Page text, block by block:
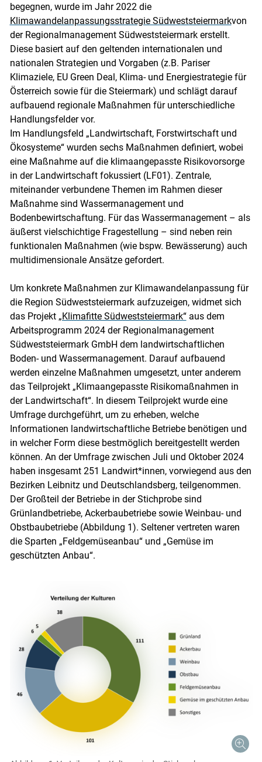
Skip to main content
begegnen, wurde im Jahr 2022 die
Klimawandelanpassungsstrategie Südweststeiermarkvon
der Regionalmanagement Südweststeiermark erstellt.
Diese basiert auf den geltenden internationalen und
nationalen Strategien und Vorgaben (z.B. Pariser
Klimaziele, EU Green Deal, Klima- und Energiestrategie für
Österreich sowie für die Steiermark) und schlägt darauf
aufbauend regionale Maßnahmen für unterschiedliche
Handlungsfelder vor.
Im Handlungsfeld „Landwirtschaft, Forstwirtschaft und
Ökosysteme“ wurden sechs Maßnahmen definiert, wobei
eine Maßnahme auf die klimaangepasste Risikovorsorge
in der Landwirtschaft fokussiert (LF01). Zentrale,
miteinander verbundene Themen im Rahmen dieser
Maßnahme sind Wassermanagement und
Bodenbewirtschaftung. Für das Wassermanagement – als
äußerst vielschichtige Fragestellung – sind neben rein
funktionalen Maßnahmen (wie bspw. Bewässerung) auch
multidimensionale Ansätze gefordert.
Um konkrete Maßnahmen zur Klimawandelanpassung für
die Region Südweststeiermark aufzuzeigen, widmet sich
das Projekt „Klimafitte Südweststeiermark“aus dem
Arbeitsprogramm 2024 der Regionalmanagement
Südweststeiermark GmbH dem landwirtschaftlichen
Boden- und Wassermanagement. Darauf aufbauend
werden einzelne Maßnahmen umgesetzt, unter anderem
das Teilprojekt „Klimaangepasste Risikomaßnahmen in
der Landwirtschaft“. In diesem Teilprojekt wurde eine
Umfrage durchgeführt, um zu erheben, welche
Informationen landwirtschaftliche Betriebe benötigen und
in welcher Form diese bestmöglich bereitgestellt werden
können. An der Umfrage zwischen Juli und Oktober 2024
haben insgesamt 251 Landwirt*innen, vorwiegend aus den
Bezirken Leibnitz und Deutschlandsberg, teilgenommen.
Der Großteil der Betriebe in der Stichprobe sind
Grünlandbetriebe, Ackerbaubetriebe sowie Weinbau- und
Obstbaubetriebe (Abbildung 1). Seltener vertreten waren
die Sparten „Feldgemüseanbau“ und „Gemüse im
geschützten Anbau“.